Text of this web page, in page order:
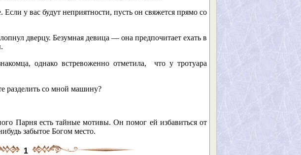
у вас будут неприятности, пусть он свяжется прямо со
дверцу. Безумная девица — она предпочитает ехать в
однако встревоженно отметила, что у тротуара
разделить со мной машину?
Парня есть тайные мотивы. Он помог ей избавиться от
забытое Богом место.
1